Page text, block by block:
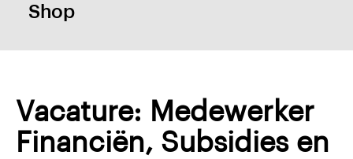
Shop
Vacature: Medewerker
Financiën, Subsidies en